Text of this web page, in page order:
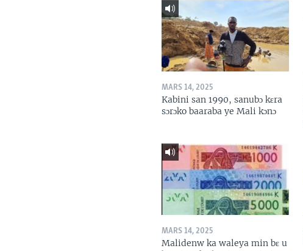
MARS 14, 2025
Kabini san 1990, sanubɔ kɛra
sɔrɔko baaraba ye Mali kɔnɔ
MARS 14, 2025
Malidenw ka waleya min bɛ u